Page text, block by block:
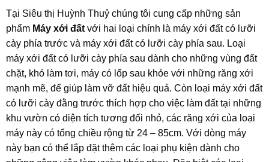
Tại Siêu thị Huỳnh Thuỷ chúng tôi cung cấp những sản
phẩm Máy xới đất với hai loại chính là máy xới đất có lưỡi
cày phía trước và máy xới đất có lưỡi cày phía sau. Loại
máy xới đất có lưỡi cày phía sau dành cho những vùng đất
chặt, khó làm tơi, máy có lốp sau khỏe với những răng xới
mạnh mẽ, để giúp làm vỡ đất hiệu quả. Còn loại máy xới đất
có lưỡi cày đằng trước thích hợp cho việc làm đất tại những
khu vườn có diện tích tương đối nhỏ, các răng xới của loại
máy này có tổng chiều rộng từ 24 – 85cm. Với dòng máy
này bạn có thể lắp đặt thêm các loại phụ kiện dành cho